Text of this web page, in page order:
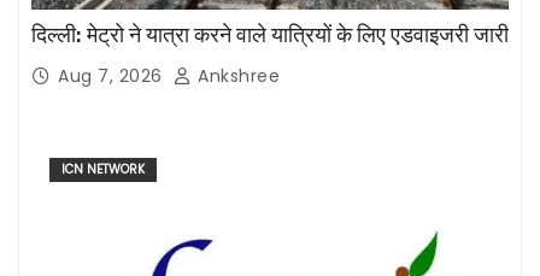
दिल्ली: मेट्रो ने यात्रा करने वाले यात्रियों के लिए एडवाइजरी जारी
Aug 7, 2026 Ankshree
ICN NETWORK